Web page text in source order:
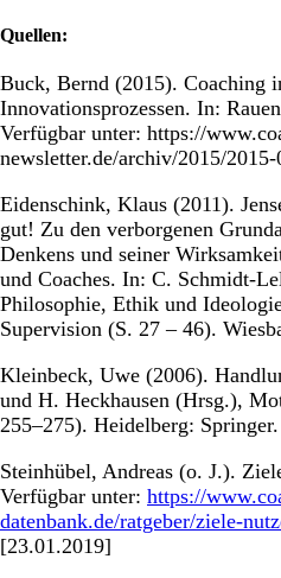
Quellen:
Buck, Bernd (2015). Coaching
Innovationsprozessen. In:
Verfügbar unter: https://
newsletter.de/archiv/2015/
Eidenschink, Klaus (2011).
gut! Zu den verborgenen
Denkens und seiner
und Coaches. In: C. Schmidt-
Philosophie, Ethik und
Supervision (S. 27 – 46).
Kleinbeck, Uwe (2006).
und H. Heckhausen (Hrsg.),
255–275). Heidelberg: Springer.
Steinhübel, Andreas (o. J.).
Verfügbar unter: https://
datenbank.de/ratgeber/ziele-
[23.01.2019]